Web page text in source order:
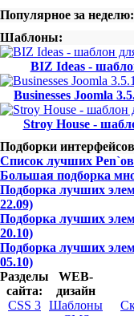
Популярное за неделю:
Шаблоны:
BIZ Ideas -
Businesses Joomla
Stroy House -
Подборки
Список лучших Pen`ов
Большая подборка
Подборка лучших
22.09)
Подборка лучших
20.10)
Подборка лучших
05.10)
Разделы
сайта:
WEB-
дизайн
CSS 3 Шаблоны